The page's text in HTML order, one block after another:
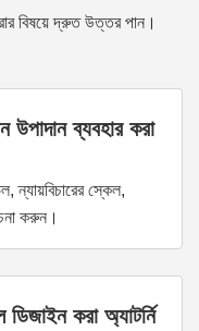
বিষয়ে দ্রুত উত্তর পান।
ব্যবহার করা
ন্যায়বিচারের স্কেল,
করুন।
করা অ্যাটর্নি